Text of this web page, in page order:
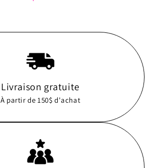
Livraison gratuite
À partir de 150$ d'achat